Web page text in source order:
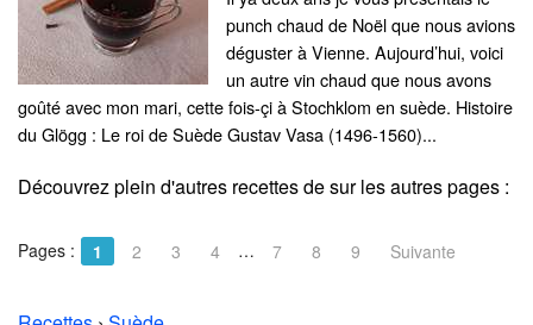
punch chaud de Noël que nous avions
déguster à Vienne. Aujourd’hui, voici
un autre vin chaud que nous avons
goûté avec mon mari, cette fois-çi à Stochklom en suède. Histoire
du Glögg : Le roi de Suède Gustav Vasa (1496-1560)...
Découvrez plein d'autres recettes desur les autres pages :
Pages : 1 2 3 4 … 7 8 9 Suivante